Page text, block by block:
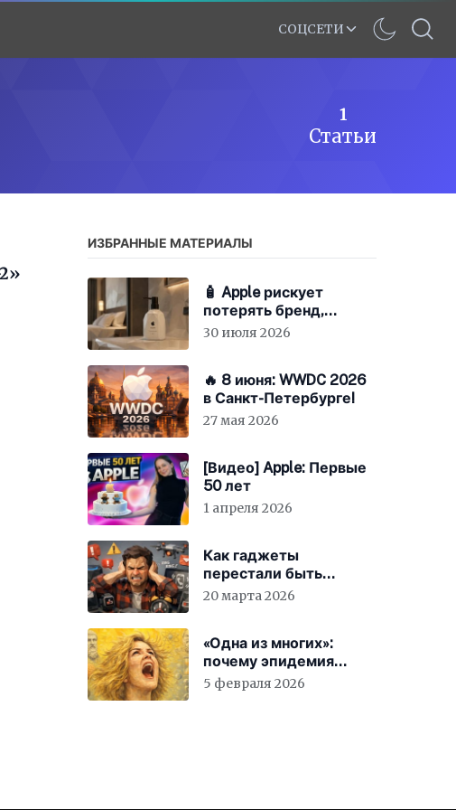
СОЦСЕТИ
1
Статьи
ИЗБРАННЫЕ МАТЕРИАЛЫ
🧴 Apple рискует
потерять бренд,
экономя на «мыле»
30 июля 2026
🔥 8 июня: WWDC 2026
в Санкт-Петербурге!
27 мая 2026
[Видео] Apple: Первые
50 лет
1 апреля 2026
Как гаджеты
перестали быть
просто устройствами и
20 марта 2026
«Одна из многих»:
почему эпидемия
счастья страшнее
5 февраля 2026